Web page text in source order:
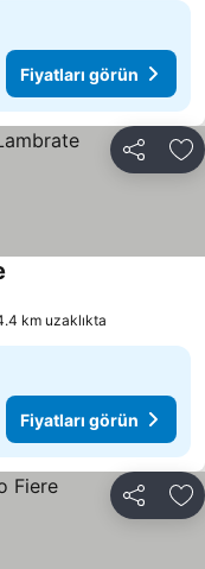
Fiyatları görün
Paylaş
km uzaklıkta
Fiyatları görün
Paylaş